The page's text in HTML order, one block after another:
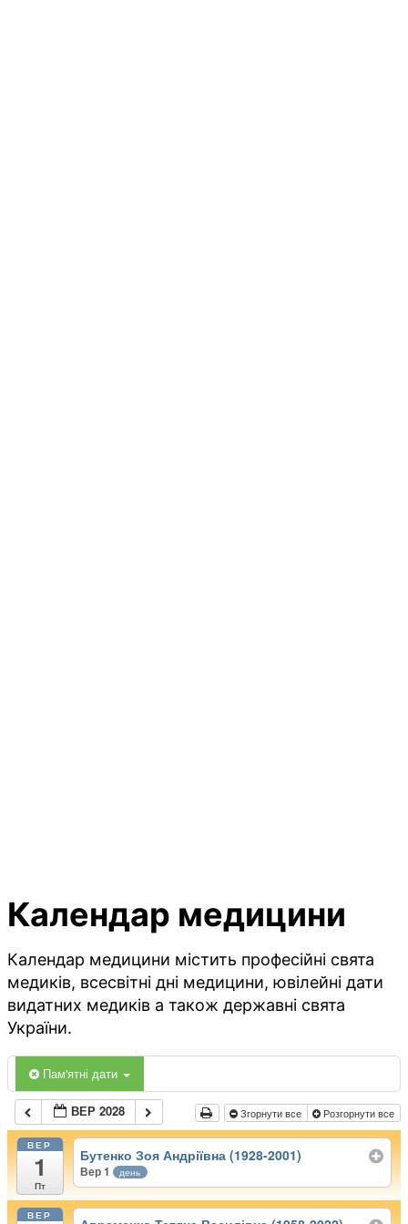
Календар медицини
Календар медицини містить професійні свята
медиків, всесвітні дні медицини, ювілейні дати
видатних медиків а також державні свята
України.
Пам'ятні дати
ВЕР 2028 Згорнути все Розгорнути все
ВЕР
1
Пт
Бутенко Зоя Андріївна (1928-2001)
Вер 1 день
ВЕР